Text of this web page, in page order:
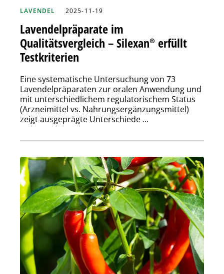
LAVENDEL 2025-11-19
Lavendelpräparate im
Qualitätsvergleich – Silexan® erfüllt
Testkriterien
Eine systematische Untersuchung von 73
Lavendelpräparaten zur oralen Anwendung und
mit unterschiedlichem regulatorischem Status
(Arzneimittel vs. Nahrungsergänzungsmittel)
zeigt ausgeprägte Unterschiede ...